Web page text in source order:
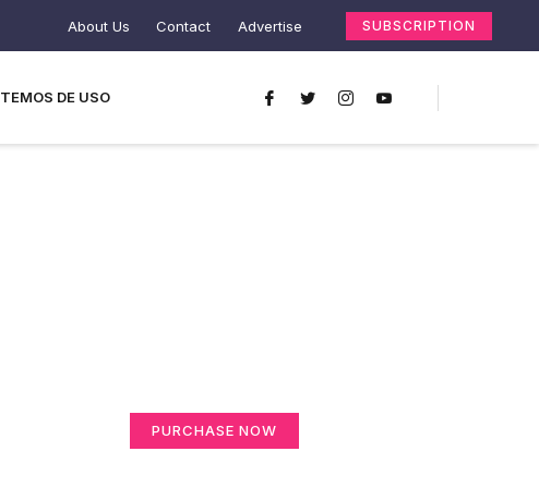
About Us Contact Advertise SUBSCRIPTION
TEMOS DE USO
PURCHASE NOW